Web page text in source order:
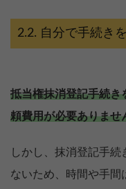
自分で手続き
抵当権抹消登記手続き
頼費用が必要ありませ
しかし、抹消登記手
ないため、時間や手間